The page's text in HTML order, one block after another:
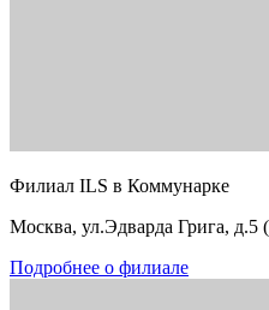
Филиал ILS в Коммунарке
Москва, ул.Эдварда Грига,
Подробнее о филиале